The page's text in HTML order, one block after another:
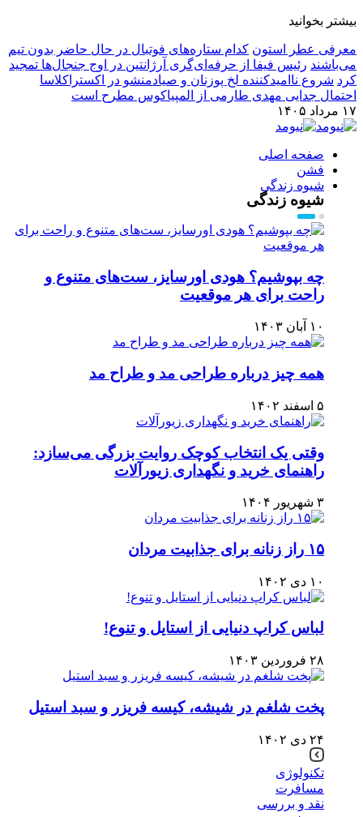
بیشتر بخوانید
معرفی عطر استون کدام ستاره‌های فوتبال در حال حاضر بدون تیم
می‌باشند رئیس فیفا از حرفه‌ای‌گری آرژانتین در اوج جنجال‌ها تمجید
کرد شروع ناامیدکننده لخ پوزنان و صیادمنشو در اکستراکلاسا
احتمال جدایی مهدی طارمی از المپیاکوس مطرح است
۱۷ مرداد ۱۴۰۵
صفحه اصلی
فشن
شیوه زندگی
شیوه زندگی
چه بپوشیم؟ هودی اورسایز، ست‌های متنوع و
راحت برای هر موقعیت
۱۰ آبان ۱۴۰۳
همه چیز درباره طراحی مد و طراح مد
۵ اسفند ۱۴۰۲
وقتی یک انتخاب کوچک روایت بزرگی می‌سازد:
راهنمای خرید و نگهداری زیورآلات
۳ شهریور ۱۴۰۴
۱۵ راز زنانه برای جذابیت مردان
۱۰ دی ۱۴۰۲
لباس کراپ دنیایی از استایل و تنوع!
۲۸ فروردین ۱۴۰۳
پخت شلغم در شیشه، کیسه فریزر و سبد استیل
۲۴ دی ۱۴۰۲
تکنولوژی
مسافرت
نقد و بررسی